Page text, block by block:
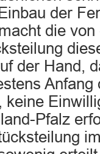
der
die von
der Hand,
Anfang
keine
Pfalz